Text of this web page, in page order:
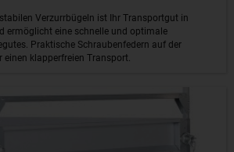
Verzurrbügeln ist Ihr Transportgut in
ermöglicht eine schnelle und optimale
Praktische Schraubenfedern auf der
einen klapperfreien Transport.